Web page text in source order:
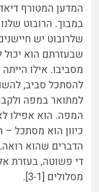
המדען המטורף
במבוך. הרובוט
שלרובוט יש
שבעזרתם הוא יכול
מסביבו. אילו
להסתכל סביב,
למתואר במפה
המפה. הוא אפילו
כיוון הוא מסתכל –
הדברים שהוא
די פשוטה, בעזרת
מסלולים [3-1].